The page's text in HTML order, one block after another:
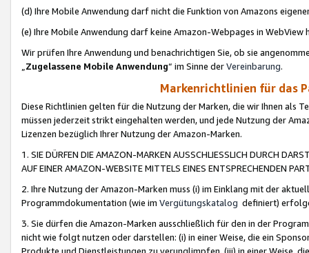
(d) Ihre Mobile Anwendung darf nicht die Funktion von Amazons
(e) Ihre Mobile Anwendung darf keine Amazon-Webpages in WebView
Wir prüfen Ihre Anwendung und benachrichtigen Sie, ob sie
„Zugelassene Mobile Anwendung“ im Sinne derVereinbarung.
Markenrichtlinien für das
Diese Richtlinien gelten für die Nutzung der Marken, die wir Ihnen als
müssen jederzeit strikt eingehalten werden, und jede Nutzung der
Lizenzen bezüglich Ihrer Nutzung der Amazon-Marken.
1. SIE DÜRFEN DIE AMAZON-MARKEN AUSSCHLIESSLICH DURCH
AUF EINER AMAZON-WEBSITE MITTELS EINES ENTSPRECHENDEN
2. Ihre Nutzung der Amazon-Marken muss (i) im Einklang mit der
Programmdokumentation (wie im Vergütungskatalog definiert)
3. Sie dürfen die Amazon-Marken ausschließlich für den in der
nicht wie folgt nutzen oder darstellen: (i) in einer Weise, die ein
Produkte und Dienstleistungen zu verunglimpfen, (iii) in einer Weise,